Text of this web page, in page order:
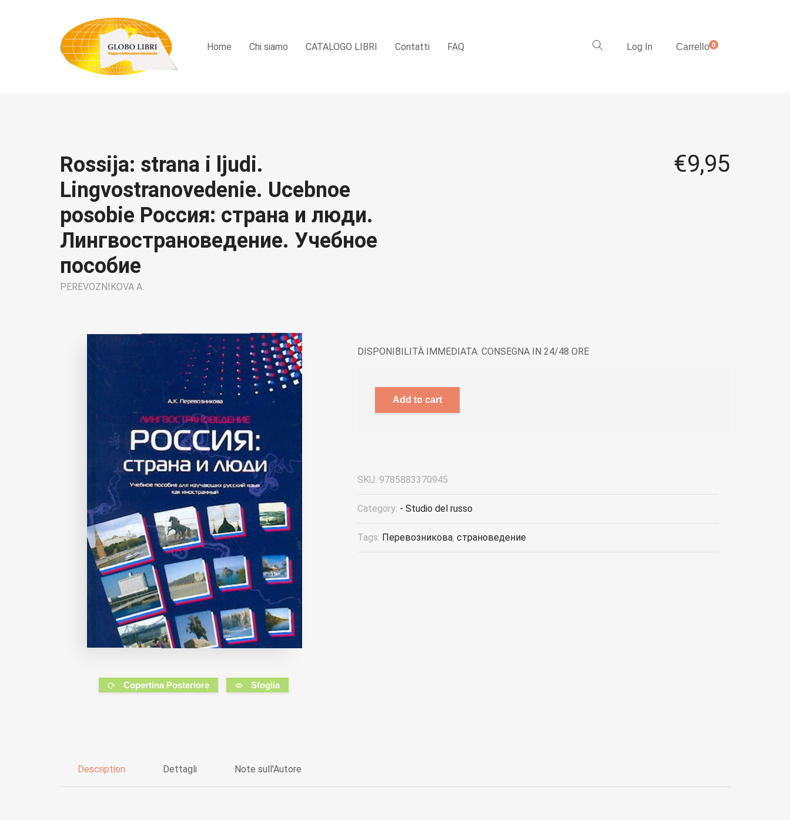
Home Chi siamo CATALOGO LIBRI Contatti FAQ Log In Carrello0
Rossija: strana i ljudi.
Lingvostranovedenie. Ucebnoe
posobie Россия: страна и люди.
Лингвострановедение. Учебное
пособие
PEREVOZNIKOVA A.
€9,95
Copertina Posteriore Sfoglia
DISPONIBILITÀ IMMEDIATA. CONSEGNA IN 24/48 ORE
Add to cart
SKU: 9785883370945
Category: - Studio del russo
Tags: Перевозникова, страноведение
Description Dettagli Note sull'Autore